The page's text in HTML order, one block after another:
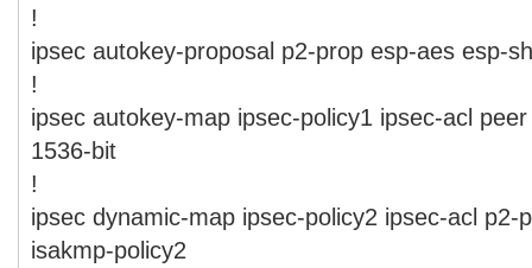
!
ipsec autokey-proposal p2-prop esp-aes esp-
!
ipsec autokey-map ipsec-policy1 ipsec-acl
1536-bit
!
ipsec dynamic-map ipsec-policy2 ipsec-acl p2-
isakmp-policy2